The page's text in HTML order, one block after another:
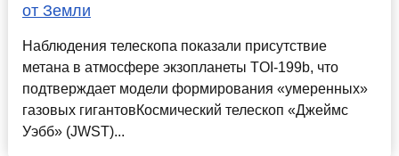
от Земли
Наблюдения телескопа показали присутствие
метана в атмосфере экзопланеты TOI-199b, что
подтверждает модели формирования «умеренных»
газовых гигантовКосмический телескоп «Джеймс
Уэбб» (JWST)...